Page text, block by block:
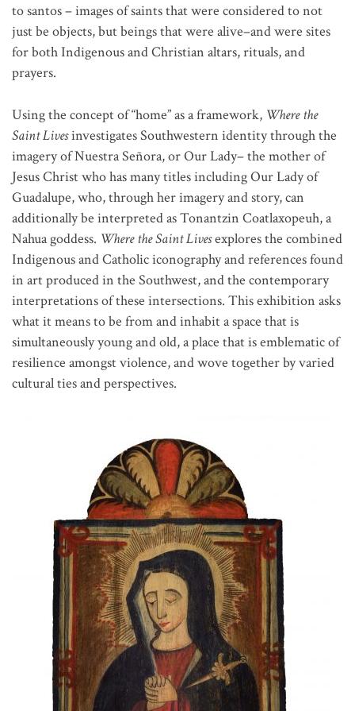
to santos – images of saints that were considered to not
just be objects, but beings that were alive–and were sites
for both Indigenous and Christian altars, rituals, and
prayers.
Using the concept of “home” as a framework, Where the
Saint Livesinvestigates Southwestern identity through the
imagery of Nuestra Señora, or Our Lady– the mother of
Jesus Christ who has many titles including Our Lady of
Guadalupe, who, through her imagery and story, can
additionally be interpreted as Tonantzin Coatlaxopeuh, a
Nahua goddess. Where the Saint Livesexplores the combined
Indigenous and Catholic iconography and references found
in art produced in the Southwest, and the contemporary
interpretations of these intersections. This exhibition asks
what it means to be from and inhabit a space that is
simultaneously young and old, a place that is emblematic of
resilience amongst violence, and wove together by varied
cultural ties and perspectives.